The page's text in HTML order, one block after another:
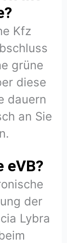
Kfz
grüne
diese
dauern
an Sie
eVB?
der
Lybra